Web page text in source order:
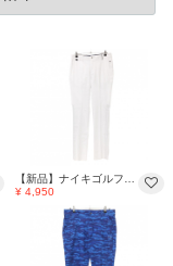
【新品】ナイキゴルフ パンツ 白 ストレッチ DRI-FIT メンズ XL ゴルフウェア NIKE
¥ 4,950